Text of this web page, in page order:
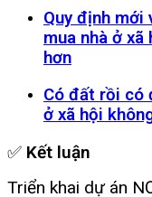
Quy định mới
mua nhà ở xã
hơn
Có đất rồi có
ở xã hội
✅ Kết luận
Triển khai dự án